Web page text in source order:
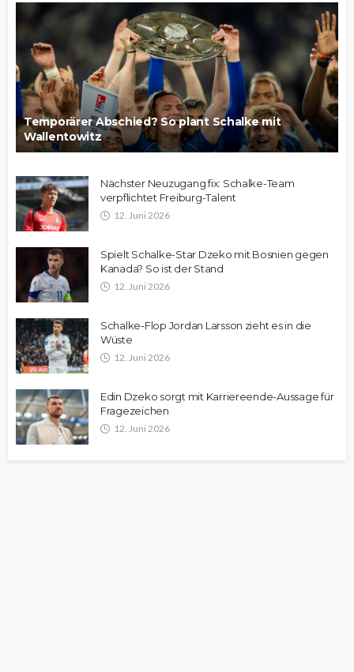
Temporärer Abschied? So plant Schalke mit
Wallentowitz
Nächster Neuzugang fix: Schalke-Team
verpflichtet Freiburg-Talent
12. Juni 2026
Spielt Schalke-Star Dzeko mit Bosnien gegen
Kanada? So ist der Stand
12. Juni 2026
Schalke-Flop Jordan Larsson zieht es in die
Wüste
12. Juni 2026
Edin Dzeko sorgt mit Karriereende-Aussage für
Fragezeichen
12. Juni 2026